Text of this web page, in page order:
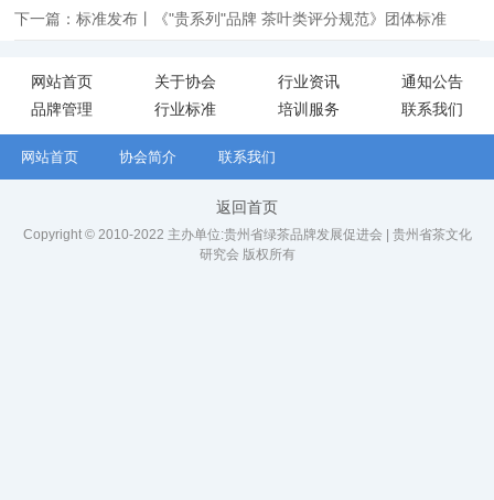
下一篇：标准发布丨《"贵系列"品牌 茶叶类评分规范》团体标准
网站首页 关于协会 行业资讯
通知公告
品牌管理
行业标准 培训服务 联系我们
网站首页 协会简介 联系我们
返回首页
Copyright © 2010-2022 主办单位:贵州省绿茶品牌发展促进会 | 贵州省茶文化
研究会 版权所有